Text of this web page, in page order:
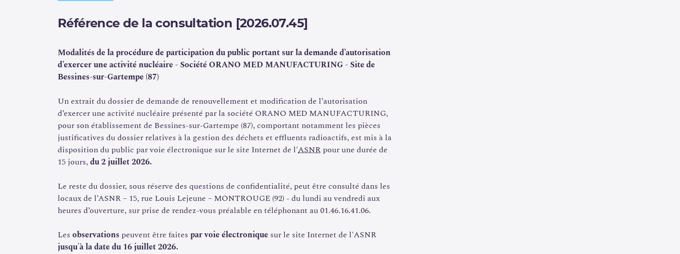
Référence de la consultation [2026.07.45]
Modalités de la procédure de participation du public portant sur la demande d’autorisation
d’exercer une activité nucléaire - Société ORANO MED MANUFACTURING - Site de
Bessines-sur-Gartempe (87)
Un extrait du dossier de demande de renouvellement et modification de l’autorisation
d’exercer une activité nucléaire présenté par la société ORANO MED MANUFACTURING,
pour son établissement de Bessines-sur-Gartempe (87), comportant notamment les pièces
justificatives du dossier relatives à la gestion des déchets et effluents radioactifs, est mis à la
disposition du public par voie électronique sur le site Internet de l'ASNR pour une durée de
15 jours, du 2 juillet 2026.
Le reste du dossier, sous réserve des questions de confidentialité, peut être consulté dans les
locaux de l’ASNR – 15, rue Louis Lejeune – MONTROUGE (92) - du lundi au vendredi aux
heures d’ouverture, sur prise de rendez-vous préalable en téléphonant au 01.46.16.41.06.
Les observations peuvent être faites par voie électronique sur le site Internet de l'ASNR
jusqu'à la date du 16 juillet 2026.